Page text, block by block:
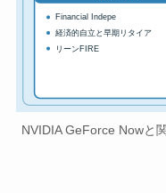
Financial Indepe
経済的自立と早期リタイア
リーンFIRE
NVIDIA GeForce Nowと